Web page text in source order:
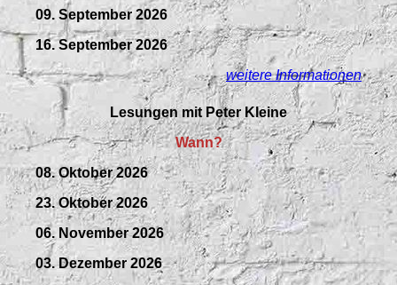
09. September2026
16. September 2026
weitere Informationen
Lesungen mit Peter Kleine
Wann?
08. Oktober 2026
23. Oktober 2026
06. November 2026
03. Dezember 2026